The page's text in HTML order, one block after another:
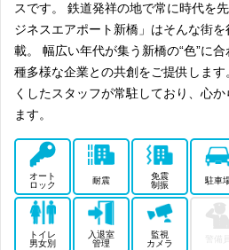
スです。 鉄道発祥の地で常に時代を
ジネスエアポート新橋」はそんな街
載。 幅広い年代が集う新橋の“色”に
種多様な企業との共創をご提供しま
くしたスタッフが常駐しており、心
ます。
オート
ロック
耐震
免震
制振
駐車
トイレ
男女別
入退室
管理
監視
カメラ
警備員